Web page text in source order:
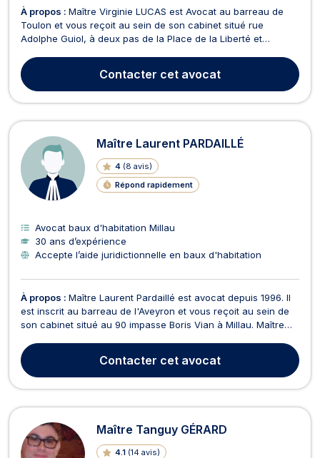
À propos : Maître Virginie LUCAS est Avocat au barreau de
Toulon et vous reçoit au sein de son cabinet situé rue
Adolphe Guiol, à deux pas de la Place de la Liberté et
LUCAS assiste ses clients en droit de la famille notamment,
en cas de séparation, pour des litiges concernant...
Contacter cet avocat
Maître Laurent PARDAILLÉ
4 (8 avis)
Répond rapidement
Avocat baux d'habitation Millau
30 ans d’expérience
Accepte l’aide juridictionnelle en baux d'habitation
À propos : Maître Laurent Pardaillé est avocat depuis 1996. Il
est inscrit au barreau de l'Aveyron et vous reçoit au sein de
son cabinet situé au 90 impasse Boris Vian à Millau. Maître
personnes, qu'en droit des obligations (droit des contrats), ou
que pour des questions de r...
Contacter cet avocat
Maître Tanguy GÉRARD
4.1 (14 avis)